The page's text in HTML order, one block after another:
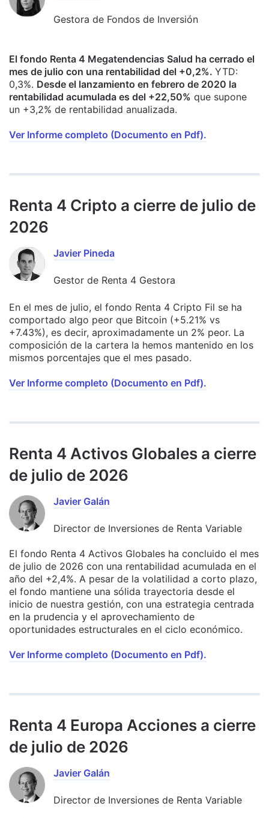
Gestora de Fondos de Inversión
El fondo Renta 4 Megatendencias Salud ha cerrado el
mes de julio con una rentabilidad del +0,2%. YTD:
0,3%. Desde el lanzamiento en febrero de 2020 la
rentabilidad acumulada es del +22,50% que supone
un +3,2% de rentabilidad anualizada.
Ver Informe completo (Documento en Pdf).
Renta 4 Cripto a cierre de julio de
2026
Javier Pineda
Gestor de Renta 4 Gestora
En el mes de julio, el fondo Renta 4 Cripto Fil se ha
comportado algo peor que Bitcoin (+5.21% vs
+7.43%), es decir, aproximadamente un 2% peor. La
composición de la cartera la hemos mantenido en los
mismos porcentajes que el mes pasado.
Ver Informe completo (Documento en Pdf).
Renta 4 Activos Globales a cierre
de julio de 2026
Javier Galán
Director de Inversiones de Renta Variable
El fondo Renta 4 Activos Globales ha concluido el mes
de julio de 2026 con una rentabilidad acumulada en el
año del +2,4%. A pesar de la volatilidad a corto plazo,
el fondo mantiene una sólida trayectoria desde el
inicio de nuestra gestión, con una estrategia centrada
en la prudencia y el aprovechamiento de
oportunidades estructurales en el ciclo económico.
Ver Informe completo (Documento en Pdf).
Renta 4 Europa Acciones a cierre
de julio de 2026
Javier Galán
Director de Inversiones de Renta Variable